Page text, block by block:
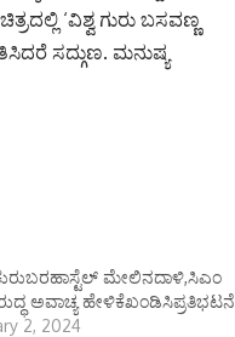
‘ವಿಶ್ವ ಗುರು ಬಸವಣ್ಣ
ಸದ್ಗುಣ. ಮನುಷ್ಯ
ಮೇಲಿನದಾಳಿ,ಸಿಎಂ
ಅವಾಚ್ಯ ಹೇಳಿಕೆಖಂಡಿಸಿಪ್ರತಿಭಟನೆ
2, 2024